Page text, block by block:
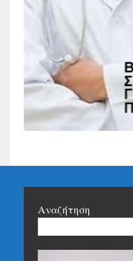
Αναζήτηση